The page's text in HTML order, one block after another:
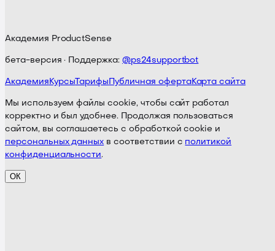
Академия ProductSense
бета-версия · Поддержка: @ps24supportbot
Академия КурсыТарифы Публичная офертаКарта сайта
Мы используем файлы cookie, чтобы сайт работал
корректно и был удобнее. Продолжая пользоваться
сайтом, вы соглашаетесь с обработкой cookie и
персональных данных в соответствии с политикой
конфиденциальности.
ОК